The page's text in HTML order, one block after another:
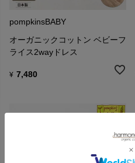
pompkinsBABY
オーガニックコットン ベビーフ
ライス2wayドレス
¥ 7,480